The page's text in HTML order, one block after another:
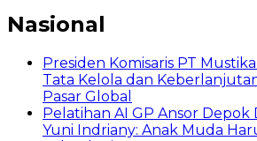
Nasional
Presiden Komisaris PT
Tata Kelola dan
Pasar Global
Pelatihan AI GP Ansor Depok
Yuni Indriany: Anak Muda